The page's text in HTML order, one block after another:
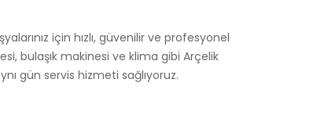
için hızlı, güvenilir ve profesyonel
bulaşık makinesi ve klima gibi Arçelik
gün servis hizmeti sağlıyoruz.